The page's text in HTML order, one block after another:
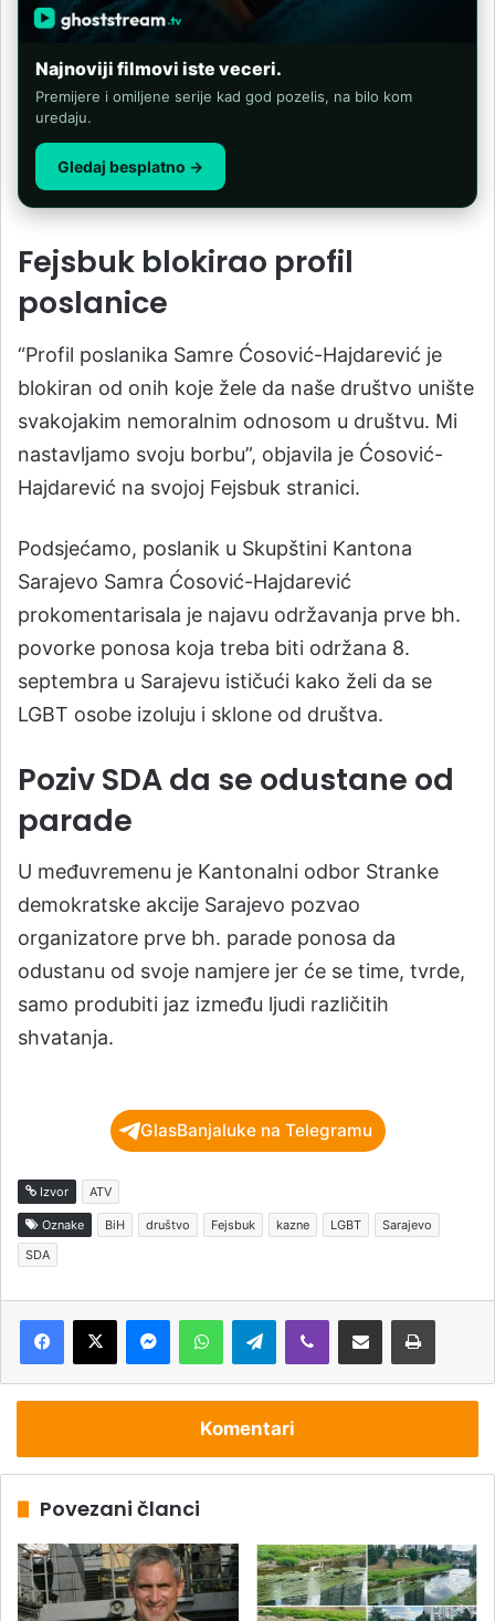
Najnoviji filmovi iste veceri.
Premijere i omiljene serije kad god pozelis, na bilo kom
uredaju.
Gledaj besplatno →
Fejsbuk blokirao profil
poslanice
“Profil poslanika Samre Ćosović-Hajdarević je
blokiran od onih koje žele da naše društvo unište
svakojakim nemoralnim odnosom u društvu. Mi
nastavljamo svoju borbu”, objavila je Ćosović-
Hajdarević na svojoj Fejsbuk stranici.
Podsjećamo, poslanik u Skupštini Kantona
Sarajevo Samra Ćosović-Hajdarević
prokomentarisala je najavu održavanja prve bh.
povorke ponosa koja treba biti održana 8.
septembra u Sarajevu ističući kako želi da se
LGBT osobe izoluju i sklone od društva.
Poziv SDA da se odustane od
parade
U međuvremenu je Kantonalni odbor Stranke
demokratske akcije Sarajevo pozvao
organizatore prve bh. parade ponosa da
odustanu od svoje namjere jer će se time, tvrde,
samo produbiti jaz između ljudi različitih
shvatanja.
GlasBanjaluke na Telegramu
Izvor ATV
Oznake BiH društvo Fejsbuk kazne LGBT
Sarajevo
SDA
Telegram
Komentari
Povezani članci